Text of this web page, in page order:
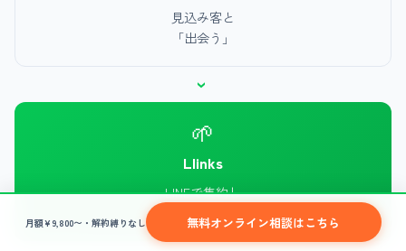
月額¥9,800〜・解約縛りなし 無料オンライン相談はこちら
見込み客と
「出会う」
›
🌱
Llinks
LINEで集約し
「育てる・資産化する」